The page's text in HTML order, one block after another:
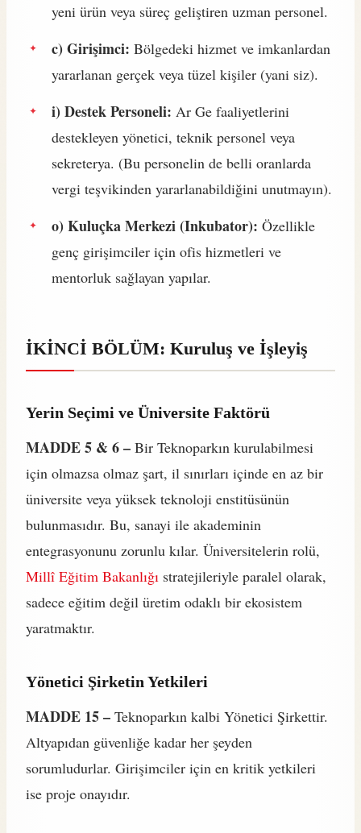
yeni ürün veya süreç geliştiren uzman personel.
c) Girişimci: Bölgedeki hizmet ve imkanlardan
yararlanan gerçek veya tüzel kişiler (yani siz).
i) Destek Personeli: Ar Ge faaliyetlerini
destekleyen yönetici, teknik personel veya
sekreterya. (Bu personelin de belli oranlarda
vergi teşvikinden yararlanabildiğini unutmayın).
o) Kuluçka Merkezi (Inkubator): Özellikle
genç girişimciler için ofis hizmetleri ve
mentorluk sağlayan yapılar.
İKİNCİ BÖLÜM: Kuruluş ve İşleyiş
Yerin Seçimi ve Üniversite Faktörü
MADDE 5 & 6 – Bir Teknoparkın kurulabilmesi
için olmazsa olmaz şart, il sınırları içinde en az bir
üniversite veya yüksek teknoloji enstitüsünün
bulunmasıdır. Bu, sanayi ile akademinin
entegrasyonunu zorunlu kılar. Üniversitelerin rolü,
Millî Eğitim Bakanlığı stratejileriyle paralel olarak,
sadece eğitim değil üretim odaklı bir ekosistem
yaratmaktır.
Yönetici Şirketin Yetkileri
MADDE 15 – Teknoparkın kalbi Yönetici Şirkettir.
Altyapıdan güvenliğe kadar her şeyden
sorumludurlar. Girişimciler için en kritik yetkileri
ise proje onayıdır.